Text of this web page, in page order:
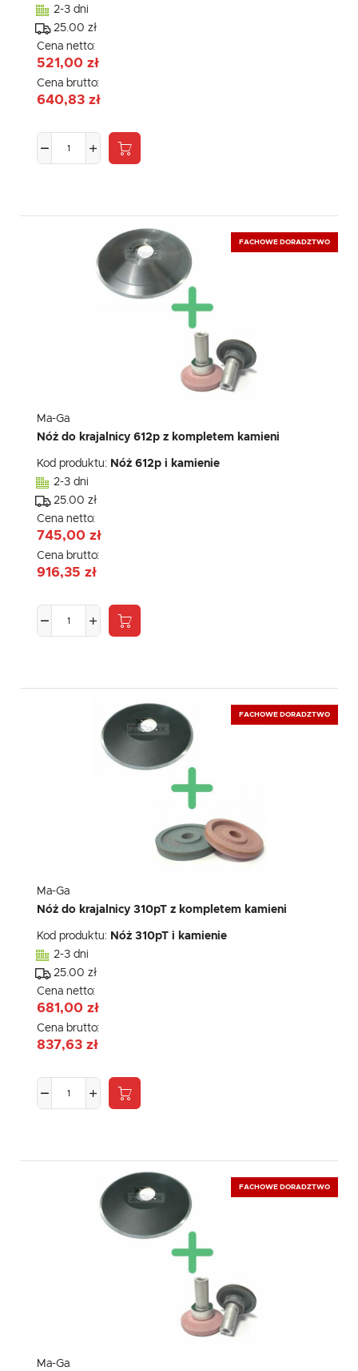
2-3 dni
25.00 zł
Cena netto:
521,00 zł
Cena brutto:
640,83 zł
FACHOWE DORADZTWO
Ma-Ga
Nóż do krajalnicy 612p z kompletem kamieni
Kod produktu: Nóż 612p i kamienie
2-3 dni
25.00 zł
Cena netto:
745,00 zł
Cena brutto:
916,35 zł
FACHOWE DORADZTWO
Ma-Ga
Nóż do krajalnicy 310pT z kompletem kamieni
Kod produktu: Nóż 310pT i kamienie
2-3 dni
25.00 zł
Cena netto:
681,00 zł
Cena brutto:
837,63 zł
FACHOWE DORADZTWO
Ma-Ga